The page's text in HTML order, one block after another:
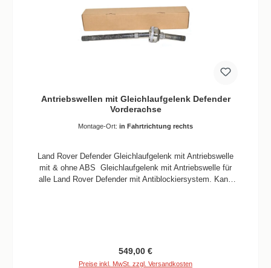
Antriebswellen mit Gleichlaufgelenk Defender
Vorderachse
Montage-Ort: in Fahrtrichtung rechts
Land Rover Defender Gleichlaufgelenk mit Antriebswelle
mit & ohne ABS Gleichlaufgelenk mit Antriebswelle für
alle Land Rover Defender mit Antiblockiersystem. Kann
24er Keilwelle, mit & ohne ABS Für Achsen; Achsencode
10M, Achsencode 11M, Achsencode 12M, Achsencode
Regulärer Preis:
549,00 €
Preise inkl. MwSt. zzgl. Versandkosten